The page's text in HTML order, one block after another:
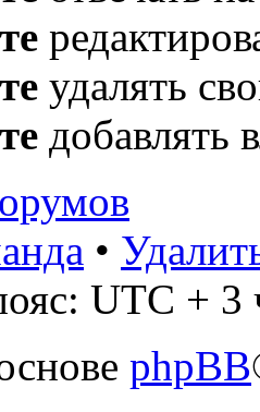
удалять
добавлять
•
UTC + 3
phpBB